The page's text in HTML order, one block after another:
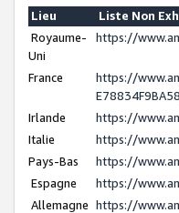
Lieu
Liste Non
Royaume-
Uni
https://
France
https://
Irlande
https://
Italie
https://
Pays-Bas
https://
Espagne
https://
Allemagne https://